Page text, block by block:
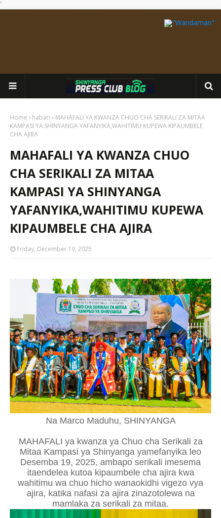
`
Home habari
MAHAFALI YA KWANZA CHUO CHA SERIKALI ZA MITAA
KAMPASI YA SHINYANGA YAFANYIKA,WAHITIMU KUPEWA KIPAUMBELE
CHA AJIRA
MAHAFALI YA KWANZA CHUO
CHA SERIKALI ZA MITAA
KAMPASI YA SHINYANGA
YAFANYIKA,WAHITIMU KUPEWA
KIPAUMBELE CHA AJIRA
Friday, December 19, 2025
Na Marco Maduhu, SHINYANGA
MAHAFALI ya kwanza ya Chuo cha Serikali za
Mitaa Kampasi ya Shinyanga yamefanyika leo
Desemba 19, 2025, ambapo serikali imesema
itaendelea kutoa kipaumbele cha ajira kwa
wahitimu wa chuo hicho wanaokidhi vigezo vya
ajira, katika nafasi za ajira zinazotolewa na
mamlaka za serikali za mitaa.